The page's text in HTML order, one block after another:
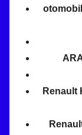
Renault